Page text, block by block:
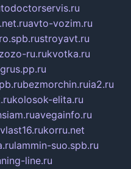
avto-vozim.ru
stroyavt.ru
ru.rukvotka.ru
bezmorchin.ruia2.ru
kolosok-elita.ru
avegainfo.ru
vlast16.rukorru.net
lammin-suo.spb.ru
line.ru